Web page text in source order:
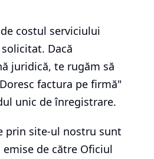
costul serviciului
Dacă
juridică, te rugăm să
factura pe firmă"
unic de înregistrare.
prin site-ul nostru sunt
de către Oficiul